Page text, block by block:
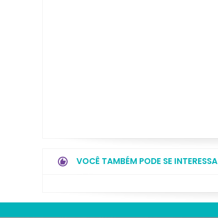
VOCÊ TAMBÉM PODE SE